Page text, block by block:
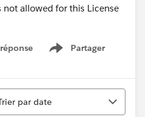
not allowed for this License
Partager
Show menu
par date